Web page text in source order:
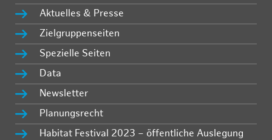
Aktuelles & Presse
Zielgruppenseiten
Spezielle Seiten
Data
Newsletter
Planungsrecht
Habitat Festival 2023 – öffentliche Auslegung